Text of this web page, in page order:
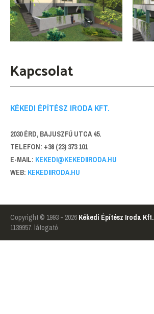
Kapcsolat
KÉKEDI ÉPÍTÉSZ IRODA KFT.
2030 ÉRD, BAJUSZFŰ UTCA 45.
TELEFON: +36 (23) 373 101
E-MAIL: KEKEDI@KEKEDIIRODA.HU
WEB: KEKEDIIRODA.HU
Copyright © 1993 - 2026 Kékedi Építész Iroda Kft.
1139957. látogató